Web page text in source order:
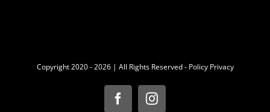
Copyright 2020 -2026 | All Rights Reserved - Policy Privacy
FacebookInstagram